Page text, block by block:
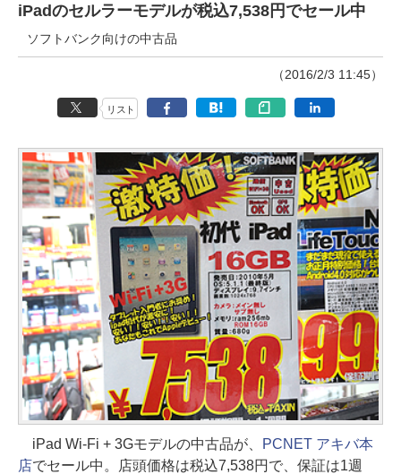
iPadのセルラーモデルが税込7,538円でセール中
ソフトバンク向けの中古品
（2016/2/3 11:45）
リスト
iPad Wi-Fi + 3Gモデルの中古品が、
PCNET アキバ本
店でセール中。店頭価格は税込7,538円で、保証は1週